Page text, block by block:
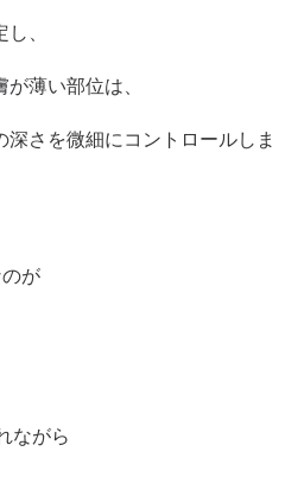
、
薄い部位は、
さを微細にコントロールしま
が
ながら